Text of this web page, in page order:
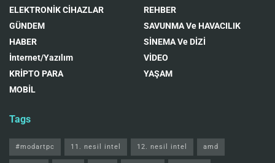
ELEKTRONİK CİHAZLAR
GÜNDEM
HABER
İnternet/Yazılım
KRİPTO PARA
MOBİL
REHBER
SAVUNMA Ve HAVACILIK
SİNEMA Ve DİZİ
VİDEO
YAŞAM
Tags
#modartpc 11. nesil intel 12. nesil intel amd